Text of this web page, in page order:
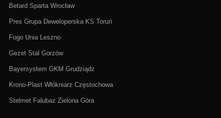
Betard Sparta Wrocław
Pres Grupa Deweloperska KS Toruń
Fogo Unia Leszno
Gezet Stal Gorzów
Bayersystem GKM Grudziądz
Krono-Plast Włókniarz Częstochowa
Stelmet Falubaz Zielona Góra